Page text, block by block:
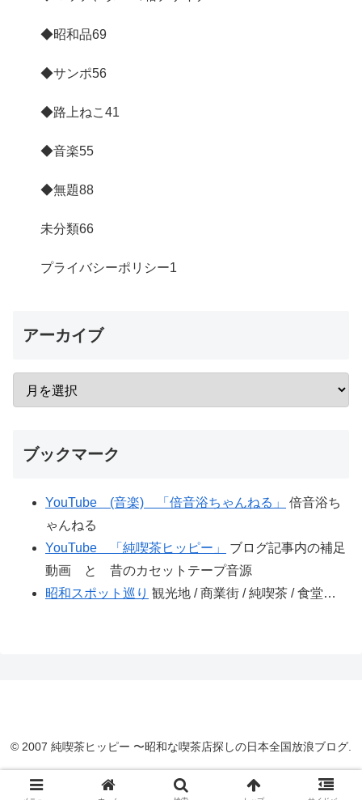
◆昭和品69
◆サンポ56
◆路上ねこ 41
◆音楽55
◆無題88
未分類66
プライバシーポリシー1
アーカイブ
ブックマーク
YouTube (音楽) 「倍音浴ちゃんねる」
倍音浴ち
ゃんねる
YouTube 「純喫茶ヒッピー」
ブログ記事内の補足
動画 と 昔のカセットテープ音源
昭和スポット巡り 観光地 / 商業街 / 純喫茶 / 食堂…
© 2007 純喫茶ヒッピー 〜昭和な喫茶店探しの日本全国放浪ブログ.